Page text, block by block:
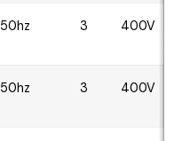
50hz 3 400V
50hz 3 400V